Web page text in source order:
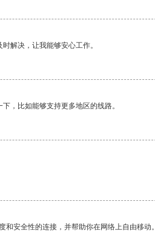
解决，让我能够安心工作。
，比如能够支持更多地区的线路。
安全性的连接，并帮助你在网络上自由移动。